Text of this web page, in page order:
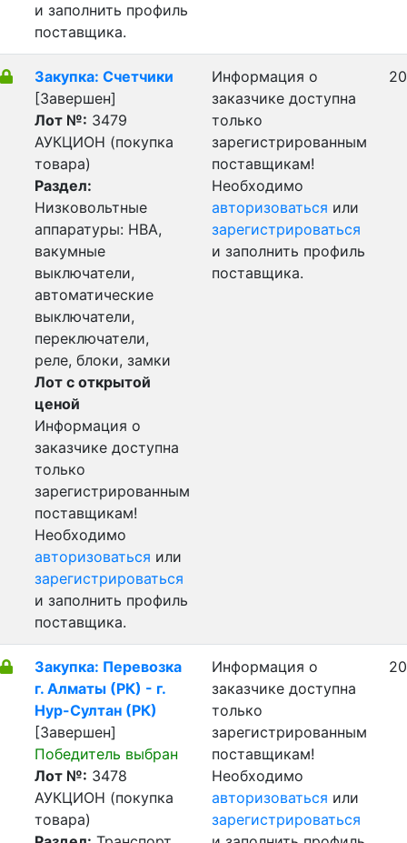
и заполнить профиль
поставщика.
Закупка: Счетчики
[Завершен]
Лот №: 3479
АУКЦИОН (покупка
товара)
Раздел:
Низковольтные
аппаратуры: НВА,
вакумные
выключатели,
автоматические
выключатели,
переключатели,
реле, блоки, замки
Лот с открытой
ценой
Информация о
заказчике доступна
только
зарегистрированным
поставщикам!
Необходимо
авторизоваться или
зарегистрироваться
и заполнить профиль
поставщика.
Информация о
заказчике доступна
только
зарегистрированным
поставщикам!
Необходимо
авторизоваться или
зарегистрироваться
и заполнить профиль
поставщика.
Закупка: Перевозка
г. Алматы (РК) - г.
Нур-Султан (РК)
[Завершен]
Победитель выбран
Лот №: 3478
АУКЦИОН (покупка
товара)
Информация о
заказчике доступна
только
зарегистрированным
поставщикам!
Необходимо
авторизоваться или
зарегистрироваться